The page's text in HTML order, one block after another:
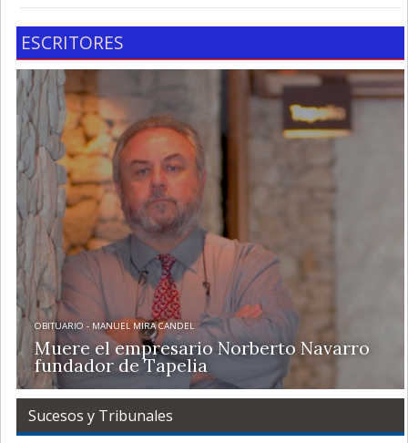
ESCRITORES
OBITUARIO - MANUEL MIRA CANDEL
Muere el empresario Norberto Navarro
fundador de Tapelia
Sucesos y Tribunales